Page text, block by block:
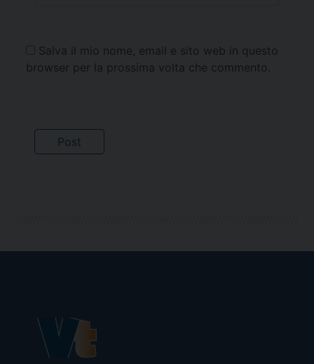
Salva il mio nome, email e sito web in questo
browser per la prossima volta che commento.